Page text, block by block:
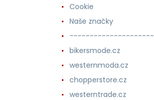
Cookie
Naše značky
bikersmode.cz
westernmoda.cz
chopperstore.cz
westerntrade.cz